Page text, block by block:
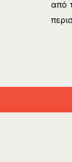
από